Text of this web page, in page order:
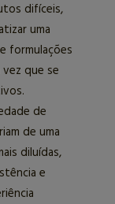
difíceis,
uma
formulações
que se
de
de uma
diluídas,
e